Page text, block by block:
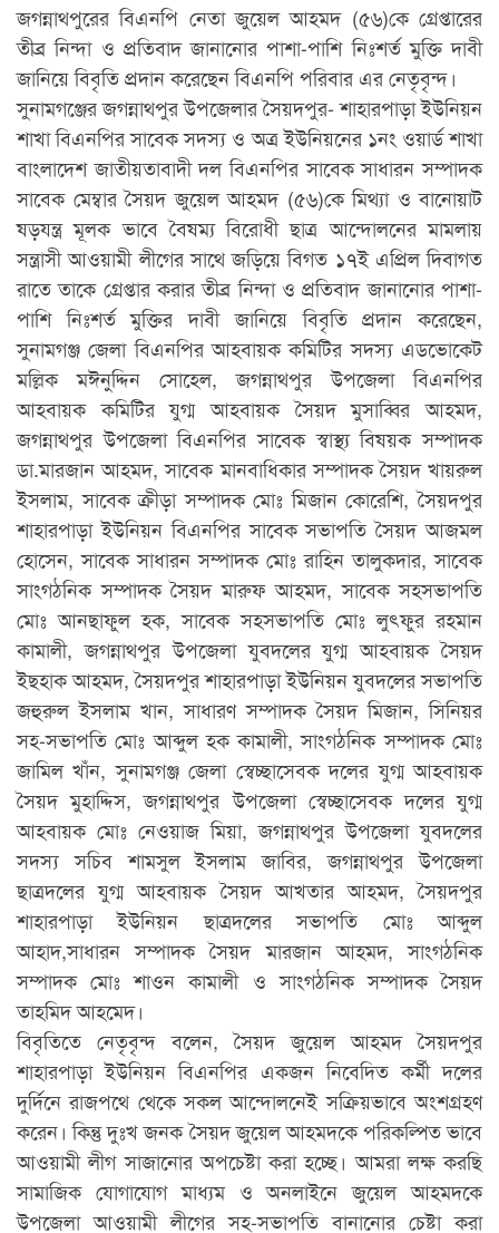
জগন্নাথপুরের বিএনপি নেতা জুয়েল আহমদ (৫৬)কে গ্রেপ্তারের
তীব্র নিন্দা ও প্রতিবাদ জানানোর পাশা-পাশি নিঃশর্ত মুক্তি দাবী
জানিয়ে বিবৃতি প্রদান করেছেন বিএনপি পরিবার এর নেতৃবৃন্দ।
সুনামগঞ্জের জগন্নাথপুর উপজেলার সৈয়দপুর- শাহারপাড়া ইউনিয়ন
শাখা বিএনপির সাবেক সদস্য ও অত্র ইউনিয়নের ১নং ওয়ার্ড শাখা
বাংলাদেশ জাতীয়তাবাদী দল বিএনপির সাবেক সাধারন সম্পাদক
সাবেক মেম্বার সৈয়দ জুয়েল আহমদ (৫৬)কে মিথ্যা ও বানোয়াট
ষড়যন্ত্র মূলক ভাবে বৈষম্য বিরোধী ছাত্র আন্দোলনের মামলায়
সন্ত্রাসী আওয়ামী লীগের সাথে জড়িয়ে বিগত ১৭ই এপ্রিল দিবাগত
রাতে তাকে গ্রেপ্তার করার তীব্র নিন্দা ও প্রতিবাদ জানানোর পাশা-
পাশি নিঃশর্ত মুক্তির দাবী জানিয়ে বিবৃতি প্রদান করেছেন,
সুনামগঞ্জ জেলা বিএনপির আহবায়ক কমিটির সদস্য এডভোকেট
মল্লিক মঈনুদ্দিন সোহেল, জগন্নাথপুর উপজেলা বিএনপির
আহবায়ক কমিটির যুগ্ম আহবায়ক সৈয়দ মুসাব্বির আহমদ,
জগন্নাথপুর উপজেলা বিএনপির সাবেক স্বাস্থ্য বিষয়ক সম্পাদক
ডা.মারজান আহমদ, সাবেক মানবাধিকার সম্পাদক সৈয়দ খায়রুল
ইসলাম, সাবেক ক্রীড়া সম্পাদক মোঃ মিজান কোরেশি, সৈয়দপুর
শাহারপাড়া ইউনিয়ন বিএনপির সাবেক সভাপতি সৈয়দ আজমল
হোসেন, সাবেক সাধারন সম্পাদক মোঃ রাহিন তালুকদার, সাবেক
সাংগঠনিক সম্পাদক সৈয়দ মারুফ আহমদ, সাবেক সহসভাপতি
মোঃ আনছাফুল হক, সাবেক সহসভাপতি মোঃ লুৎফুর রহমান
কামালী, জগন্নাথপুর উপজেলা যুবদলের যুগ্ম আহবায়ক সৈয়দ
ইছহাক আহমদ, সৈয়দপুর শাহারপাড়া ইউনিয়ন যুবদলের সভাপতি
জহুরুল ইসলাম খান, সাধারণ সম্পাদক সৈয়দ মিজান, সিনিয়র
সহ-সভাপতি মোঃ আব্দুল হক কামালী, সাংগঠনিক সম্পাদক মোঃ
জামিল খাঁন, সুনামগঞ্জ জেলা স্বেচ্ছাসেবক দলের যুগ্ম আহবায়ক
সৈয়দ মুহাদ্দিস, জগন্নাথপুর উপজেলা স্বেচ্ছাসেবক দলের যুগ্ম
আহবায়ক মোঃ নেওয়াজ মিয়া, জগন্নাথপুর উপজেলা যুবদলের
সদস্য সচিব শামসুল ইসলাম জাবির, জগন্নাথপুর উপজেলা
ছাত্রদলের যুগ্ম আহবায়ক সৈয়দ আখতার আহমদ, সৈয়দপুর
শাহারপাড়া ইউনিয়ন ছাত্রদলের সভাপতি মোঃ আব্দুল
আহাদ,সাধারন সম্পাদক সৈয়দ মারজান আহমদ, সাংগঠনিক
সম্পাদক মোঃ শাওন কামালী ও সাংগঠনিক সম্পাদক সৈয়দ
তাহমিদ আহমেদ।
বিবৃতিতে নেতৃবৃন্দ বলেন, সৈয়দ জুয়েল আহমদ সৈয়দপুর
শাহারপাড়া ইউনিয়ন বিএনপির একজন নিবেদিত কর্মী দলের
দুর্দিনে রাজপথে থেকে সকল আন্দোলনেই সক্রিয়ভাবে অংশগ্রহণ
করেন। কিন্তু দুঃখ জনক সৈয়দ জুয়েল আহমদকে পরিকল্পিত ভাবে
আওয়ামী লীগ সাজানোর অপচেষ্টা করা হচ্ছে। আমরা লক্ষ করছি
সামাজিক যোগাযোগ মাধ্যম ও অনলাইনে জুয়েল আহমদকে
উপজেলা আওয়ামী লীগের সহ-সভাপতি বানানোর চেষ্টা করা